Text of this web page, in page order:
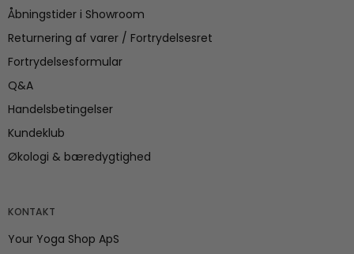
Åbningstider i Showroom
Returnering af varer / Fortrydelsesret
Fortrydelsesformular
Q&A
Handelsbetingelser
Kundeklub
Økologi & bæredygtighed
KONTAKT
Your Yoga Shop ApS